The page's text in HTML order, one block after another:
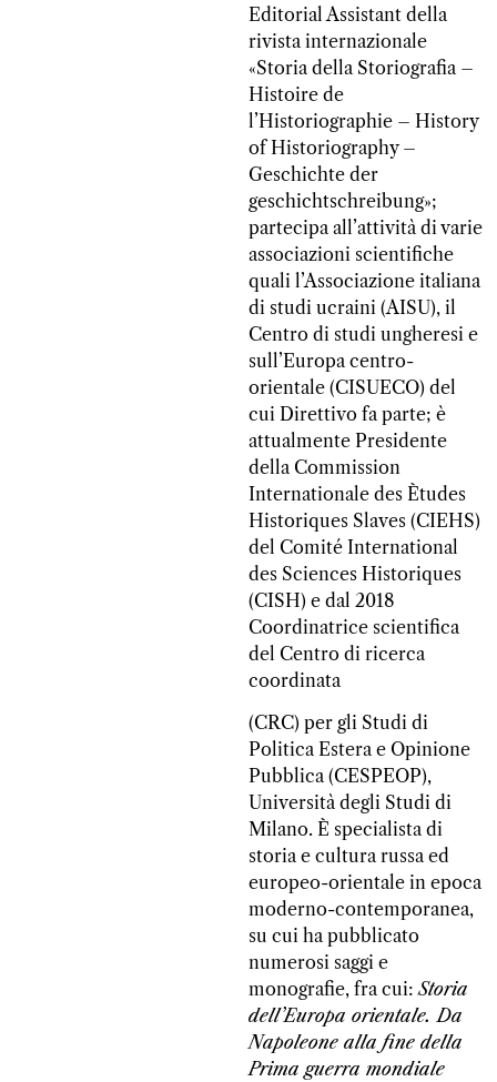
Editorial Assistant della
rivista internazionale
«Storia della Storiografia –
Histoire de
l’Historiographie – History
of Historiography –
Geschichte der
geschichtschreibung»;
partecipa all’attività di varie
associazioni scientifiche
quali l’Associazione italiana
di studi ucraini (AISU), il
Centro di studi ungheresi e
sull’Europa centro-
orientale (CISUECO) del
cui Direttivo fa parte; è
attualmente Presidente
della Commission
Internationale des Ètudes
Historiques Slaves (CIEHS)
del Comité International
des Sciences Historiques
(CISH) e dal 2018
Coordinatrice scientifica
del Centro di ricerca
coordinata
(CRC) per gli Studi di
Politica Estera e Opinione
Pubblica (CESPEOP),
Università degli Studi di
Milano. È specialista di
storia e cultura russa ed
europeo-orientale in epoca
moderno-contemporanea,
su cui ha pubblicato
numerosi saggi e
monografie, fra cui:Storia
dell’Europa orientale. Da
Napoleone alla fine della
Prima guerra mondiale